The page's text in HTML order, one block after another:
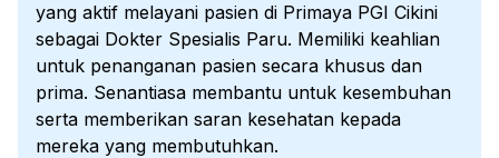
yang aktif melayani pasien di Primaya PGI Cikini
sebagai Dokter Spesialis Paru. Memiliki keahlian
untuk penanganan pasien secara khusus dan
prima. Senantiasa membantu untuk kesembuhan
serta memberikan saran kesehatan kepada
mereka yang membutuhkan.